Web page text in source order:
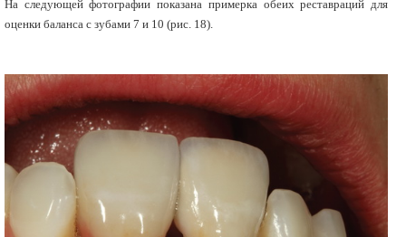
На следующей фотографии показана примерка обеих реставраций для
оценки баланса с зубами 7 и 10 (рис. 18).